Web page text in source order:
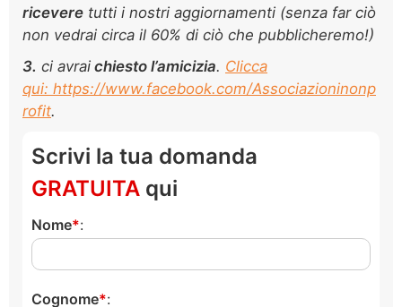
ricevere tutti i nostri aggiornamenti (senza far ciò
non vedrai circa il 60% di ciò che pubblicheremo!)
3. ci avrai chiesto l’amicizia. Clicca
qui: https://www.facebook.com/Associazioninonp
rofit.
Scrivi la tua domanda
GRATUITA qui
Nome :
Cognome :